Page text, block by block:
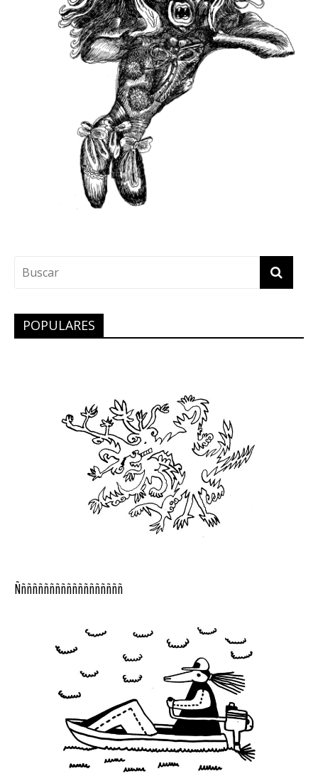
POPULARES
Ñññññññññññññññññññ